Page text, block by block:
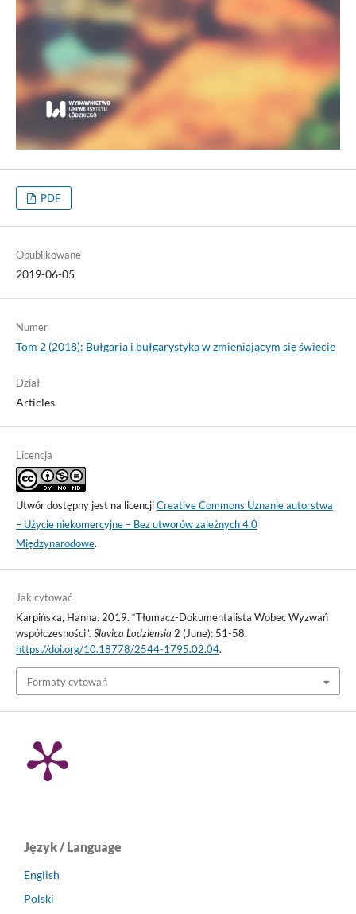
PDF
Opublikowane
2019-06-05
Numer
Tom 2 (2018): Bułgaria i bułgarystyka w zmieniającym się świecie
Dział
Articles
Licencja
Utwór dostępny jest na licencjiCreative Commons Uznanie autorstwa
– Użycie niekomercyjne – Bez utworów zależnych 4.0
Międzynarodowe.
Jak cytować
Karpińska, Hanna. 2019. “Tłumacz-Dokumentalista Wobec Wyzwań
współczesności”. Slavica Lodziensia 2 (June): 51-58.
https://doi.org/10.18778/2544-1795.02.04.
Formaty cytowań
Język / Language
English
Polski